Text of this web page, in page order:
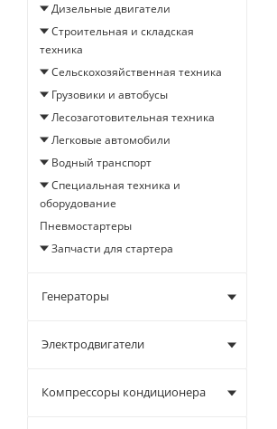
Дизельные двигатели
Строительная и складская
техника
Сельскохозяйственная техника
Грузовики и автобусы
Лесозаготовительная техника
Легковые автомобили
Водный транспорт
Специальная техника и
оборудование
Пневмостартеры
Запчасти для стартера
Генераторы
Электродвигатели
Компрессоры кондиционера